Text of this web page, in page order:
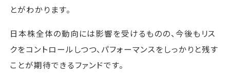
とがわかります。
日本株全体の動向には影響を受けるものの、今後もリス
クをコントロールしつつ、パフォーマンスをしっかりと残す
ことが期待できるファンドです。